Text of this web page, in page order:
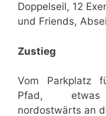
Doppelseil, 12
und Friends,
Zustieg
Vom Parkplatz
Pfad, etwas
nordostwärts an